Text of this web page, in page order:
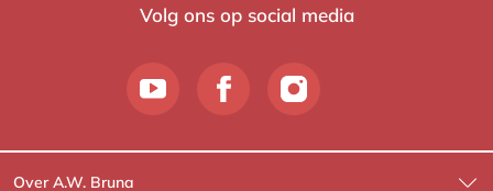
Volg ons op social media
Over A.W. Bruna